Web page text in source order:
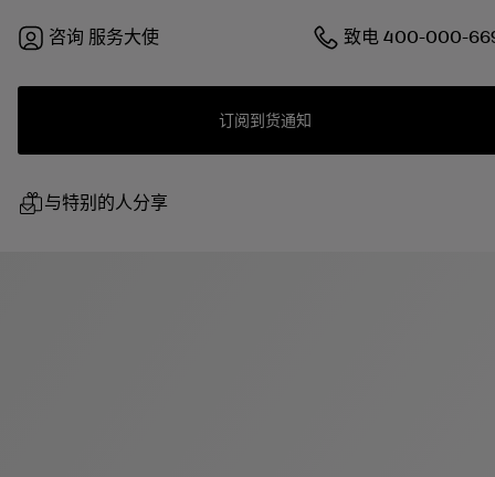
咨询 服务大使 致电400-000-
订阅到货通知
与特别的人分享